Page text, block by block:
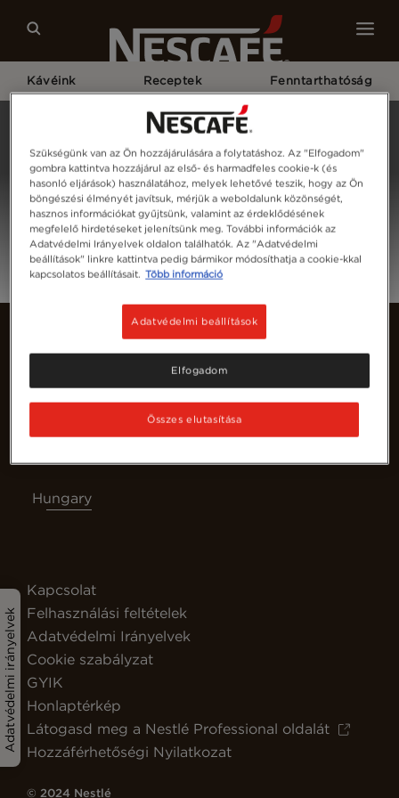
Kávéink Receptek Fenntarthatóság
Bejelentkezés
Adatvédelmi irányelvek
Hungary
Kapcsolat
Felhasználási feltételek
Adatvédelmi Irányelvek
Cookie szabályzat
GYIK
Honlaptérkép
Látogasd meg a Nestlé Professional oldalát
Hozzáférhetőségi Nyilatkozat
© 2024 Nestlé
Szükségünk van az Ön hozzájárulására a folytatáshoz. Az "Elfogadom"
gombra kattintva hozzájárul az első- és harmadfeles cookie-k (és
hasonló eljárások) használatához, melyek lehetővé teszik, hogy az Ön
böngészési élményét javítsuk, mérjük a weboldalunk közönségét,
hasznos információkat gyűjtsünk, valamint az érdeklődésének
megfelelő hirdetéseket jelenítsünk meg. További információk az
Adatvédelmi Irányelvek oldalon találhatók. Az "Adatvédelmi
beállítások" linkre kattintva pedig bármikor módosíthatja a cookie-kkal
kapcsolatos beállításait. Több információ
Adatvédelmi beállítások
Összes elutasítása
Elfogadom